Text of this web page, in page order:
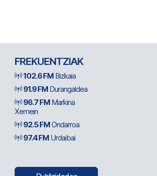
FREKUENTZIAK
102.6 FM Bizkaia
91.9 FM Durangaldea
96.7 FM Markina
Xemein
92.5 FMOndarroa
97.4 FM Urdaibai